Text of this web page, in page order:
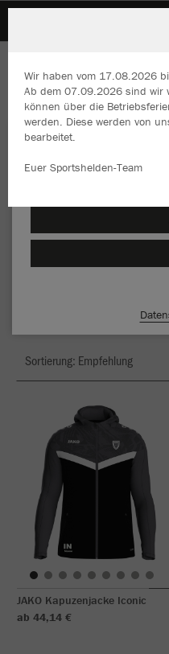
Herzlich
JAKO Kapuzenjacke Iconic
ab 44,14 €
Wir haben vom 17.08.2026
Ab dem 07.09.2026 sind wir
können über die
werden. Diese werden von
bearbeitet.
Euer Sportshelden-Team
Wir verwenden Cookies
Inhalte anzeigen und